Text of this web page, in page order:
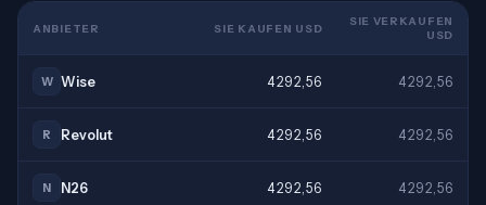
ANBIETER SIE KAUFEN USD
SIE VERKAUFEN
USD
W Wise 4292,56 4292,56
R Revolut 4292,56 4292,56
N N26 4292,56 4292,56